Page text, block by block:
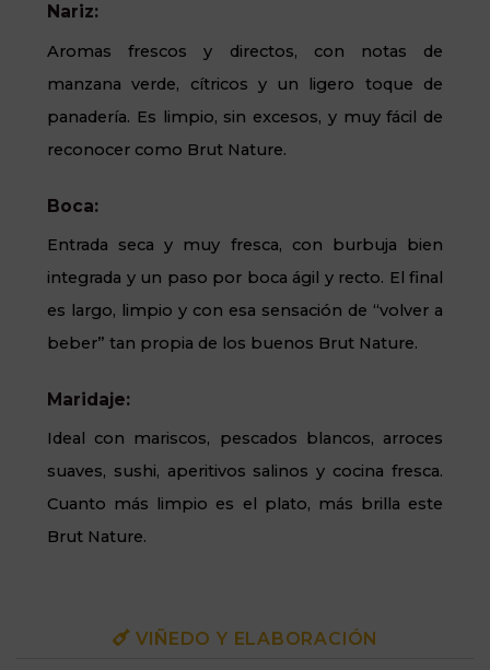
Nariz:
Aromas frescos y directos, con notas de
manzana verde, cítricos y un ligero toque de
panadería. Es limpio, sin excesos, y muy fácil de
reconocer como Brut Nature.
Boca:
Entrada seca y muy fresca, con burbuja bien
integrada y un paso por boca ágil y recto. El final
es largo, limpio y con esa sensación de “volver a
beber” tan propia de los buenos Brut Nature.
Maridaje:
Ideal con mariscos, pescados blancos, arroces
suaves, sushi, aperitivos salinos y cocina fresca.
Cuanto más limpio es el plato, más brilla este
Brut Nature.
VIÑEDO Y ELABORACIÓN